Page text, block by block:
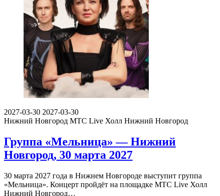
2027-03-30 2027-03-30
Нижний Новгород МТС Live Холл Нижний Новгород
Группа «Мельница» — Нижний
Новгород, 30 марта 2027
30 марта 2027 года в Нижнем Новгороде выступит группа
«Мельница». Концерт пройдёт на площадке МТС Live Холл
Нижний Новгород…